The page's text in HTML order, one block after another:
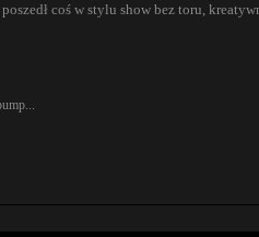
coś w stylu show bez toru,